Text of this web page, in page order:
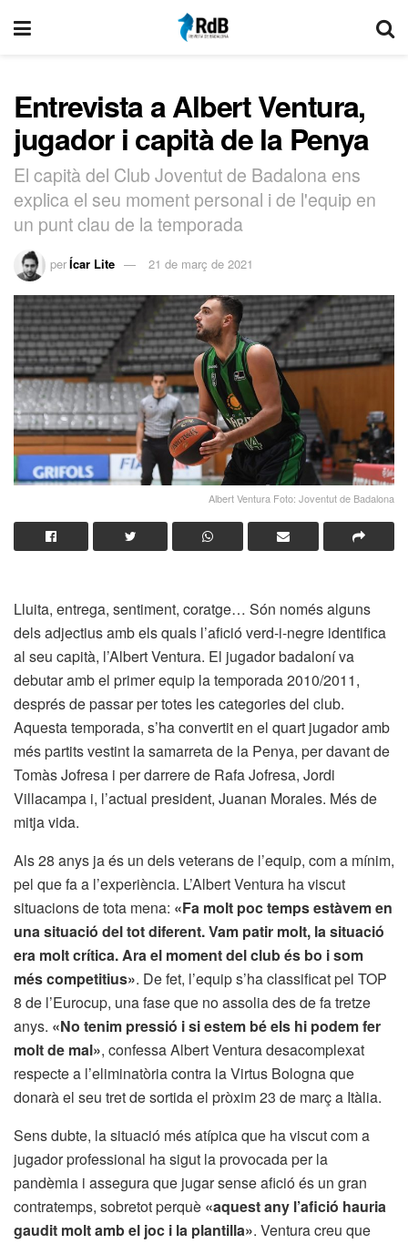
Entrevista a Albert Ventura,
jugador i capità de la Penya
El capità del Club Joventut de Badalona ens
explica el seu moment personal i de l'equip en
un punt clau de la temporada
perÍcar Lite 21 de març de 2021
Albert Ventura Foto: Joventut de Badalona
Lluita, entrega, sentiment, coratge… Són només alguns
dels adjectius amb els quals l’afició verd-i-negre identifica
al seu capità, l’Albert Ventura. El jugador badaloní va
debutar amb el primer equip la temporada 2010/2011,
després de passar per totes les categories del club.
Aquesta temporada, s’ha convertit en el quart jugador amb
més partits vestint la samarreta de la Penya, per davant de
Tomàs Jofresa i per darrere de Rafa Jofresa, Jordi
Villacampa i, l’actual president, Juanan Morales. Més de
mitja vida.
Als 28 anys ja és un dels veterans de l’equip, com a mínim,
pel que fa a l’experiència. L’Albert Ventura ha viscut
situacions de tota mena: «Fa molt poc temps estàvem en
una situació del tot diferent. Vam patir molt, la situació
era molt crítica. Ara el moment del club és bo i som
més competitius». De fet, l’equip s’ha classificat pel TOP
8 de l’Eurocup, una fase que no assolia des de fa tretze
anys. «No tenim pressió i si estem bé els hi podem fer
molt de mal», confessa Albert Ventura desacomplexat
respecte a l’eliminatòria contra la Virtus Bologna que
donarà el seu tret de sortida el pròxim 23 de març a Itàlia.
Sens dubte, la situació més atípica que ha viscut com a
jugador professional ha sigut la provocada per la
pandèmia i assegura que jugar sense afició és un gran
contratemps, sobretot perquè «aquest any l’afició hauria
gaudit molt amb el joc i la plantilla». Ventura creu que